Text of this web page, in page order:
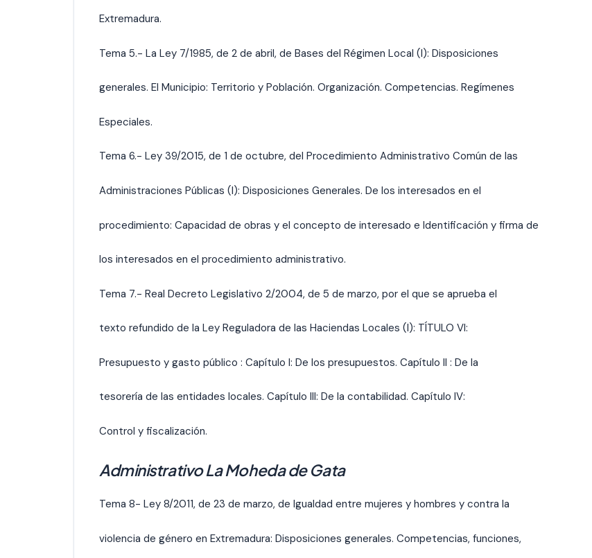
Extremadura.
Tema 5.- La Ley 7/1985, de 2 de abril, de Bases del Régimen Local (I): Disposiciones
generales. El Municipio: Territorio y Población. Organización. Competencias. Regímenes
Especiales.
Tema 6.- Ley 39/2015, de 1 de octubre, del Procedimiento Administrativo Común de las
Administraciones Públicas (I): Disposiciones Generales. De los interesados en el
procedimiento: Capacidad de obras y el concepto de interesado e Identificación y firma de
los interesados en el procedimiento administrativo.
Tema 7.- Real Decreto Legislativo 2/2004, de 5 de marzo, por el que se aprueba el
texto refundido de la Ley Reguladora de las Haciendas Locales (I): TÍTULO VI:
Presupuesto y gasto público : Capítulo I: De los presupuestos. Capítulo II : De la
tesorería de las entidades locales. Capítulo III: De la contabilidad. Capítulo IV:
Control y fiscalización.
Administrativo La Moheda de Gata
Tema 8- Ley 8/2011, de 23 de marzo, de Igualdad entre mujeres y hombres y contra la
violencia de género en Extremadura: Disposiciones generales. Competencias, funciones,